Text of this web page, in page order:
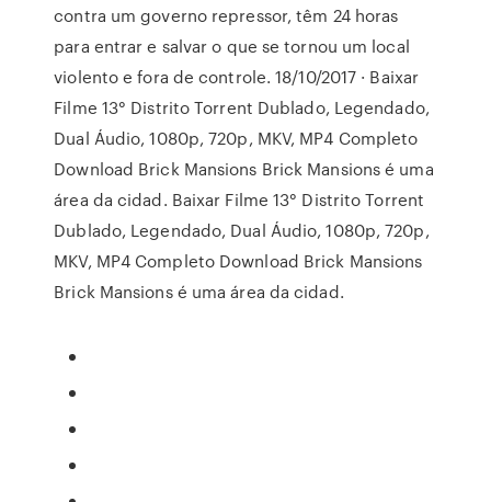
contra um governo repressor, têm 24 horas
para entrar e salvar o que se tornou um local
violento e fora de controle. 18/10/2017 · Baixar
Filme 13° Distrito Torrent Dublado, Legendado,
Dual Áudio, 1080p, 720p, MKV, MP4 Completo
Download Brick Mansions Brick Mansions é uma
área da cidad. Baixar Filme 13° Distrito Torrent
Dublado, Legendado, Dual Áudio, 1080p, 720p,
MKV, MP4 Completo Download Brick Mansions
Brick Mansions é uma área da cidad.